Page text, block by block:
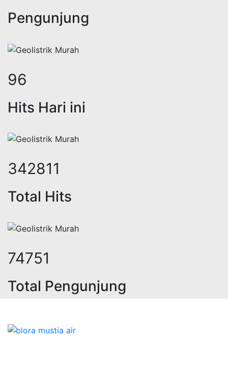
Pengunjung
121
Hits Hari ini
438115
Total Hits
95533
Total Pengunjung